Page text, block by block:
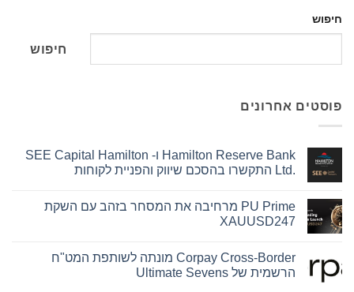
חיפוש
חיפוש
פוסטים אחרונים
Hamilton Reserve Bank ו- SEE Capital Hamilton
Ltd.‎ התקשרו בהסכם שיווק והפניית לקוחות
על
Hamilton
Reserve
SEE
Capital
Hamilton
PU Prime מרחיבה את המסחר בזהב עם השקת
XAUUSD247
על
PU
Prime
Corpay Cross-Border מונתה לשותפת המט"ח
הרשמית של Ultimate Sevens